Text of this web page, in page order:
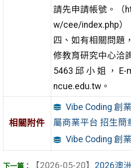
請先申請帳號。（
w/cee/index.php）
四、如有相關問題
修教育研究中心洽
5463 邱 小 姐 ， E-
ncue.edu.tw。
相關附件
Vibe Coding 創
屬商業平台 招生簡
Vibe Coding 創
【2026-05-20】 2026澳